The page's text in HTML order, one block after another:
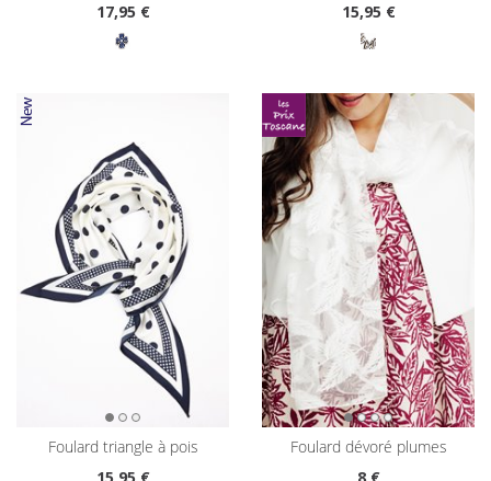
17,95 €
15,95 €
foulard triangle à pois
foulard dévoré plumes